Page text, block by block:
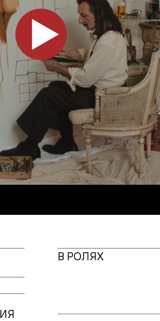
В РОЛЯХ